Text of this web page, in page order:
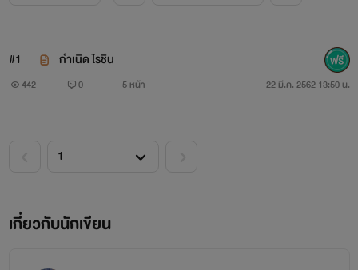
#1 กำเนิด ไรชิน
442 0 5 หน้า 22 มี.ค. 2562 13:50 น.
เกี่ยวกับนักเขียน